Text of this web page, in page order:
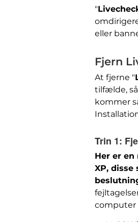
"
eller
Fjern
At fjerne "
tilfælde,
kommer
Trin 1:
Her er
XP,
computer